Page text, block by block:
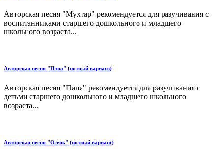
Авторская песня "Мухтар" рекомендуется для разучивания с
воспитанниками старшего дошкольного и младшего
школьного возраста...
Авторская песня "Папа" (нотный вариант)
Авторская песня "Папа" рекомендуется для разучивания с
детьми старшего дошкольного и младшего школьного
возраста...
Авторская песня "Осень" (нотный вариант)